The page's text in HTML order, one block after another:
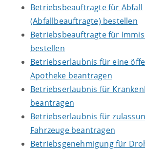
Betriebsbeauftragte für Abfall
(Abfallbeauftragte) bestellen
Betriebsbeauftragte für
bestellen
Betriebserlaubnis für eine
Apotheke beantragen
Betriebserlaubnis für
beantragen
Betriebserlaubnis für
Fahrzeuge beantragen
Betriebsgenehmigung für